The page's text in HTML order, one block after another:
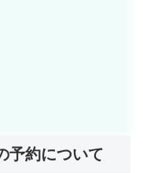
予約について